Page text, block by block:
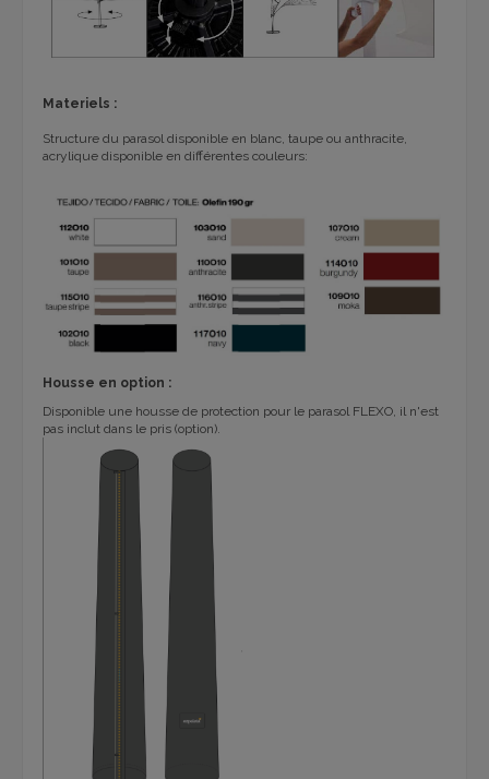
Materiels :
Structure du parasol disponible en blanc, taupe ou anthracite,
acrylique disponible en différentes couleurs:
Housse en option :
Disponible une housse de protection pour le parasol FLEXO, il n'est
pas inclut dans le pris (option).